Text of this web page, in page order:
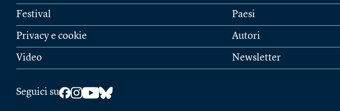
Festival
Privacy e cookie
Video
Paesi
Autori
Newsletter
Seguici su